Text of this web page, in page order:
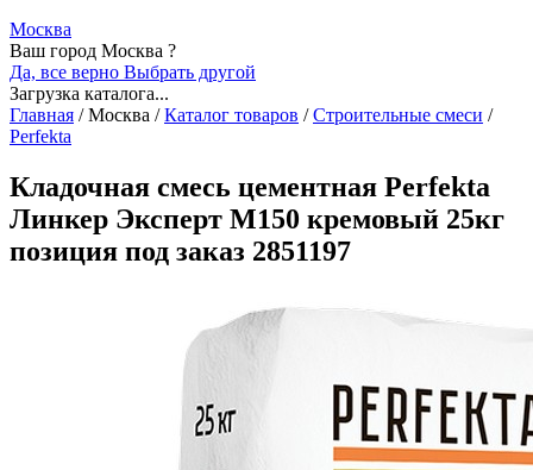
Москва
Ваш город Москва ?
Да, все верно Выбрать другой
Загрузка каталога...
Главная /Москва / Каталог товаров / Строительные смеси /
Perfekta
Кладочная смесь цементная Perfekta
Линкер Эксперт М150 кремовый 25кг
позиция под заказ 2851197